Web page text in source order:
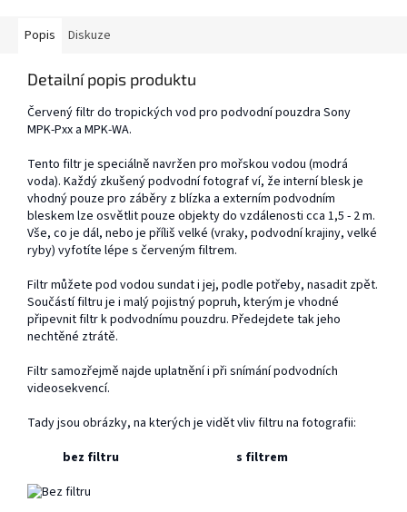
Popis Diskuze
Detailní popis produktu
Červený filtr do tropických vod pro podvodní pouzdra Sony
MPK-Pxx a MPK-WA.
Tento filtr je speciálně navržen pro mořskou vodou (modrá
voda). Každý zkušený podvodní fotograf ví, že interní blesk je
vhodný pouze pro záběry z blízka a externím podvodním
bleskem lze osvětlit pouze objekty do vzdálenosti cca 1,5 - 2 m.
Vše, co je dál, nebo je příliš velké (vraky, podvodní krajiny, velké
ryby) vyfotíte lépe s červeným filtrem.
Filtr můžete pod vodou sundat i jej, podle potřeby, nasadit zpět.
Součástí filtru je i malý pojistný popruh, kterým je vhodné
připevnit filtr k podvodnímu pouzdru. Předejdete tak jeho
nechtěné ztrátě.
Filtr samozřejmě najde uplatnění i při snímání podvodních
videosekvencí.
Tady jsou obrázky, na kterých je vidět vliv filtru na fotografii:
bez filtru s filtrem